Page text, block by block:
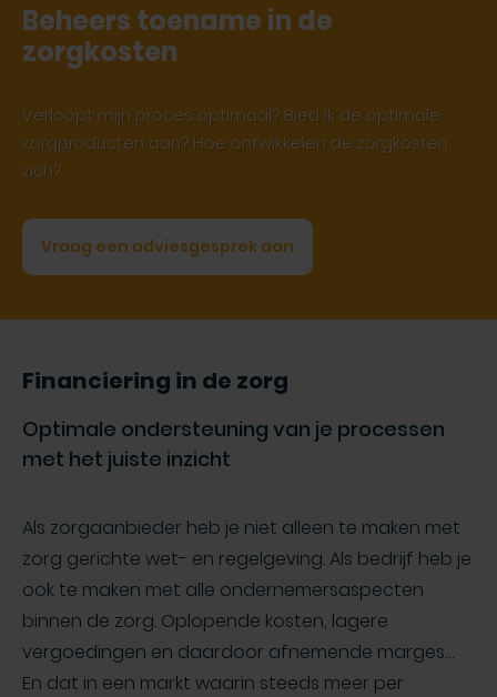
Beheers toename in de
zorgkosten
Verloopt mijn proces optimaal? Bied ik de optimale
zorgproducten aan? Hoe ontwikkelen de zorgkosten
zich?
Vraag een adviesgesprek aan
Financiering in de zorg
Optimale ondersteuning van je processen
met het juiste inzicht
Als zorgaanbieder heb je niet alleen te maken met
zorg gerichte wet- en regelgeving. Als bedrijf heb je
ook te maken met alle ondernemersaspecten
binnen de zorg. Oplopende kosten, lagere
vergoedingen en daardoor afnemende marges…
En dat in een markt waarin steeds meer per